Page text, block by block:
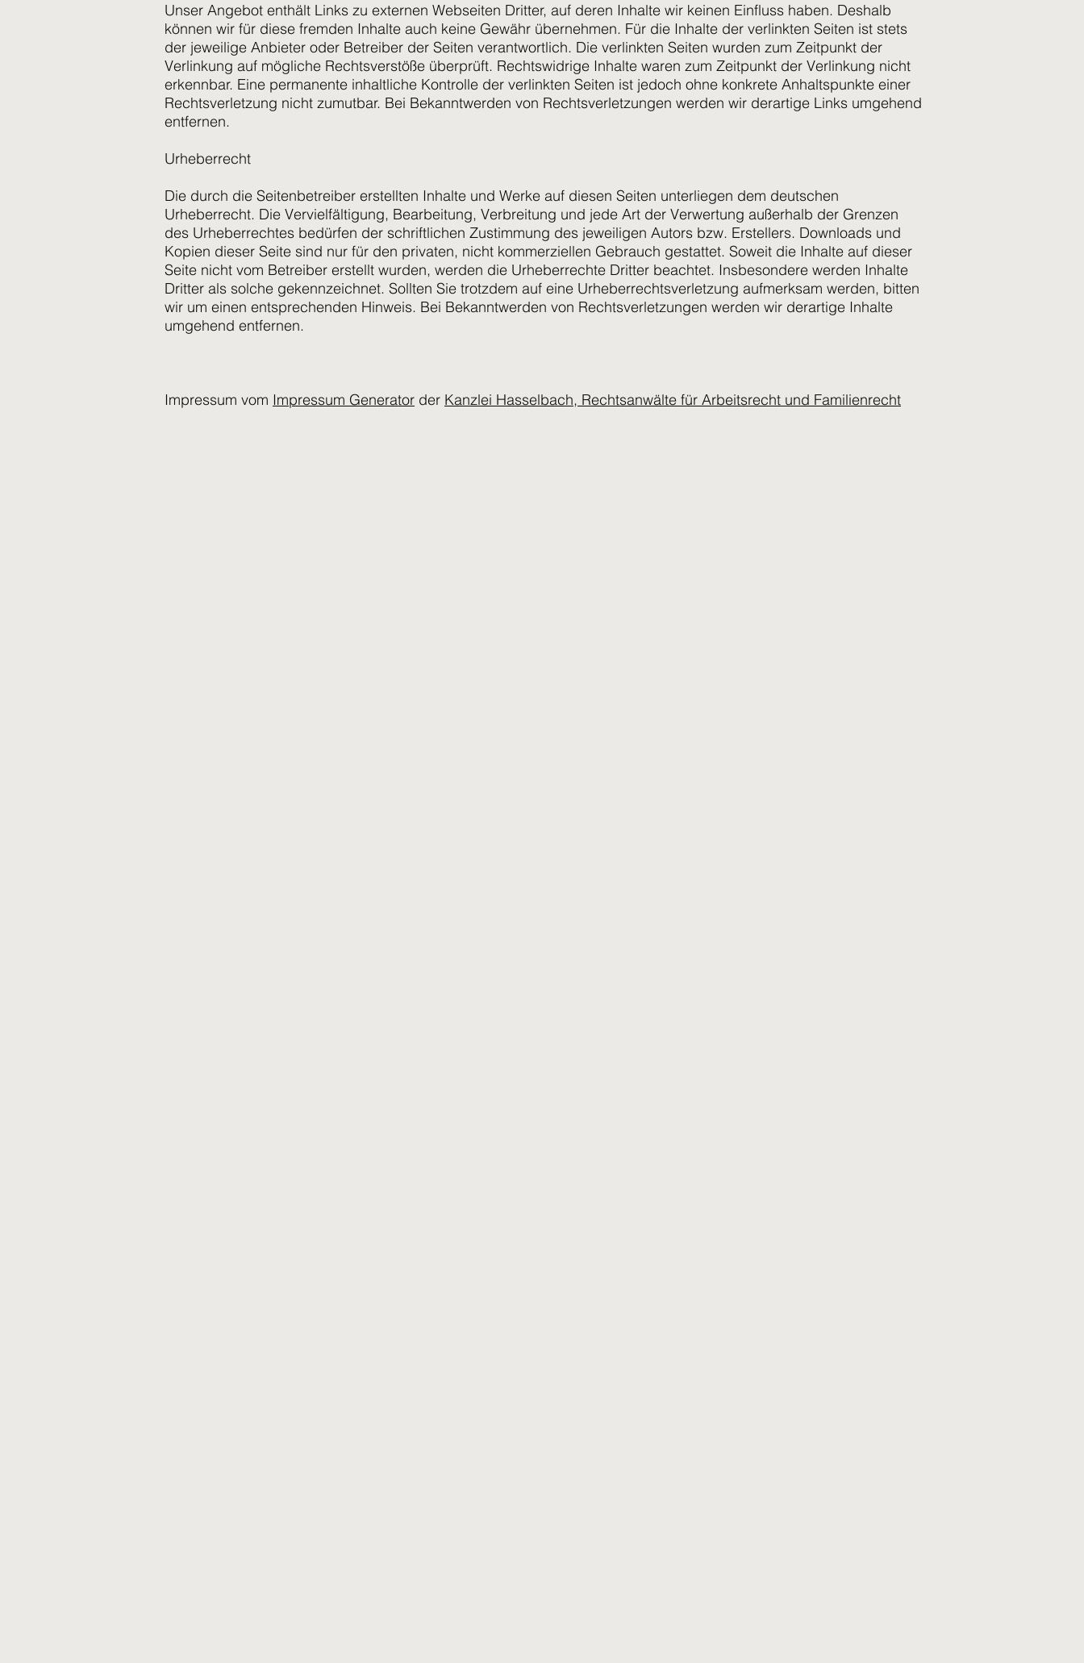
Unser Angebot enthält Links zu externen Webseiten Dritter, auf deren Inhalte wir keinen Einfluss haben. Deshalb
können wir für diese fremden Inhalte auch keine Gewähr übernehmen. Für die Inhalte der verlinkten Seiten ist stets
der jeweilige Anbieter oder Betreiber der Seiten verantwortlich. Die verlinkten Seiten wurden zum Zeitpunkt der
Verlinkung auf mögliche Rechtsverstöße überprüft. Rechtswidrige Inhalte waren zum Zeitpunkt der Verlinkung nicht
erkennbar. Eine permanente inhaltliche Kontrolle der verlinkten Seiten ist jedoch ohne konkrete Anhaltspunkte einer
Rechtsverletzung nicht zumutbar. Bei Bekanntwerden von Rechtsverletzungen werden wir derartige Links umgehend
entfernen.
Urheberrecht
Die durch die Seitenbetreiber erstellten Inhalte und Werke auf diesen Seiten unterliegen dem deutschen
Urheberrecht. Die Vervielfältigung, Bearbeitung, Verbreitung und jede Art der Verwertung außerhalb der Grenzen
des Urheberrechtes bedürfen der schriftlichen Zustimmung des jeweiligen Autors bzw. Erstellers. Downloads und
Kopien dieser Seite sind nur für den privaten, nicht kommerziellen Gebrauch gestattet. Soweit die Inhalte auf dieser
Seite nicht vom Betreiber erstellt wurden, werden die Urheberrechte Dritter beachtet. Insbesondere werden Inhalte
Dritter als solche gekennzeichnet. Sollten Sie trotzdem auf eine Urheberrechtsverletzung aufmerksam werden, bitten
wir um einen entsprechenden Hinweis. Bei Bekanntwerden von Rechtsverletzungen werden wir derartige Inhalte
umgehend entfernen.
Impressum vom Impressum Generator der Kanzlei Hasselbach, Rechtsanwälte für Arbeitsrecht und Familienrecht